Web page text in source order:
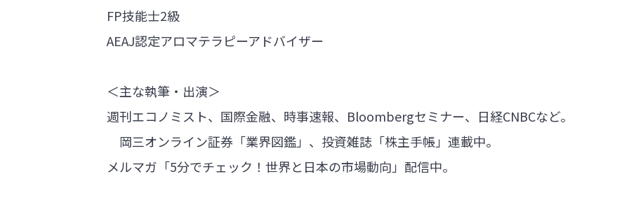
FP技能士2級
AEAJ認定アロマテラピーアドバイザー
＜主な執筆・出演＞
週刊エコノミスト、国際金融、時事速報、Bloombergセミナー、日経CNBCなど。
岡三オンライン証券「業界図鑑」、投資雑誌「株主手帳」連載中。
メルマガ「5分でチェック！世界と日本の市場動向」配信中。